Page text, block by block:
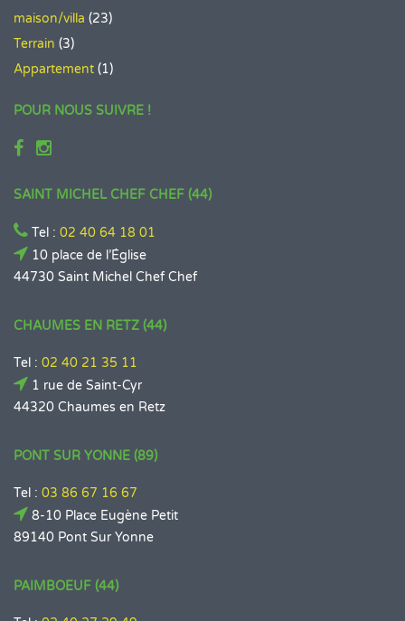
maison/villa (23)
Terrain (3)
Appartement (1)
POUR NOUS SUIVRE !
SAINT MICHEL CHEF CHEF (44)
Tel : 02 40 64 18 01
10 place de l’Église
44730 Saint Michel Chef Chef
CHAUMES EN RETZ (44)
Tel : 02 40 21 35 11
1 rue de Saint-Cyr
44320 Chaumes en Retz
PONT SUR YONNE (89)
Tel : 03 86 67 16 67
8-10 Place Eugène Petit
89140 Pont Sur Yonne
PAIMBOEUF (44)